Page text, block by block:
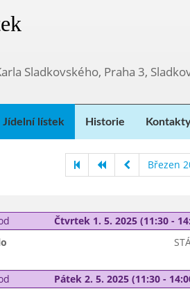
Sladkovského, Praha 3,
Jídelní lístek Historie
Březen
Čtvrtek 1. 5. 2025 (11:30 -
Pátek 2. 5. 2025 (11:30 -